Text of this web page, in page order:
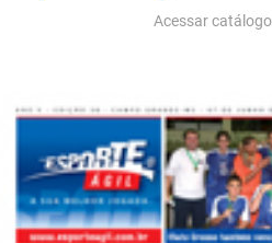
Acessar catálogo